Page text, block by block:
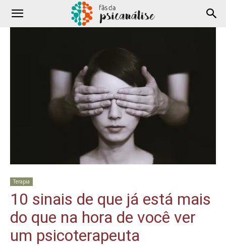
Terapia
10 sinais de que já está mais
do que na hora de você ver
um psicoterapeuta